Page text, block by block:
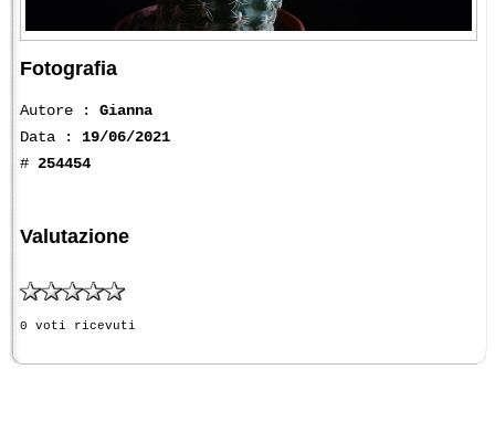
Fotografia
Autore : Gianna
Data : 19/06/2021
# 254454
Valutazione
0 voti ricevuti